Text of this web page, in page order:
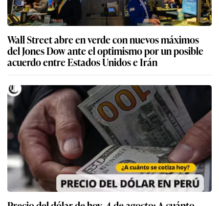
Wall Street abre en verde con nuevos máximos
del Jones Dow ante el optimismo por un posible
acuerdo entre Estados Unidos e Irán